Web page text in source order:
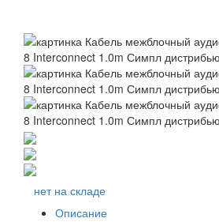
нет на складе
Описание